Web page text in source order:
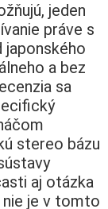
jeden
práve s
a bez
sa
stereo bázu
aj otázka
je v tomto